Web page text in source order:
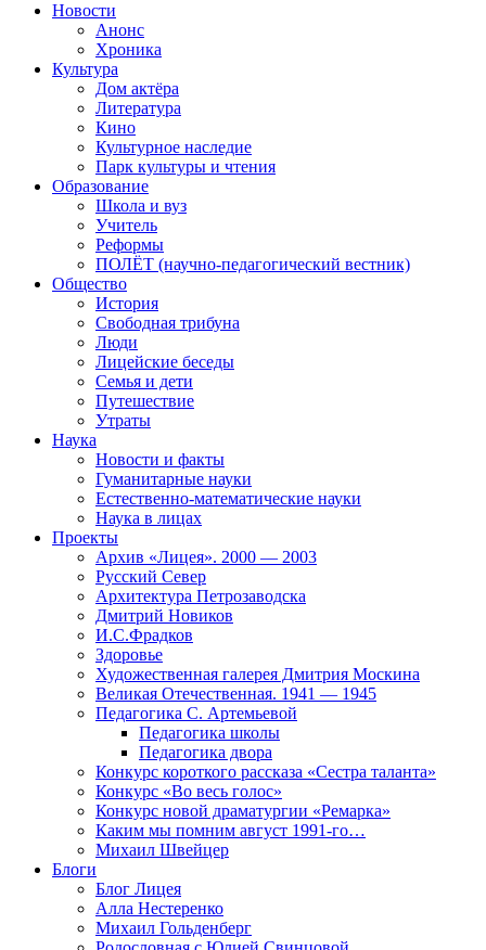
Новости
Анонс
Хроника
Культура
Дом актёра
Литература
Кино
Культурное наследие
Парк культуры и чтения
Образование
Школа и вуз
Учитель
Реформы
ПОЛЁТ (научно-педагогический вестник)
Общество
История
Свободная трибуна
Люди
Лицейские беседы
Семья и дети
Путешествие
Утраты
Наука
Новости и факты
Гуманитарные науки
Естественно-математические науки
Наука в лицах
Проекты
Архив «Лицея». 2000 — 2003
Русский Север
Архитектура Петрозаводска
Дмитрий Новиков
И.С.Фрадков
Здоровье
Художественная галерея Дмитрия Москина
Великая Отечественная. 1941 — 1945
Педагогика С. Артемьевой
Педагогика школы
Педагогика двора
Конкурс короткого рассказа «Сестра таланта»
Конкурс «Во весь голос»
Конкурс новой драматургии «Ремарка»
Каким мы помним август 1991-го…
Михаил Швейцер
Блоги
Блог Лицея
Алла Нестеренко
Михаил Гольденберг